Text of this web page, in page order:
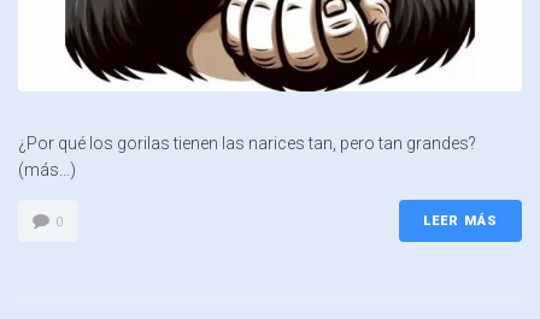
¿Por qué los gorilas tienen las narices tan, pero tan grandes?
(más…)
0 LEER MÁS